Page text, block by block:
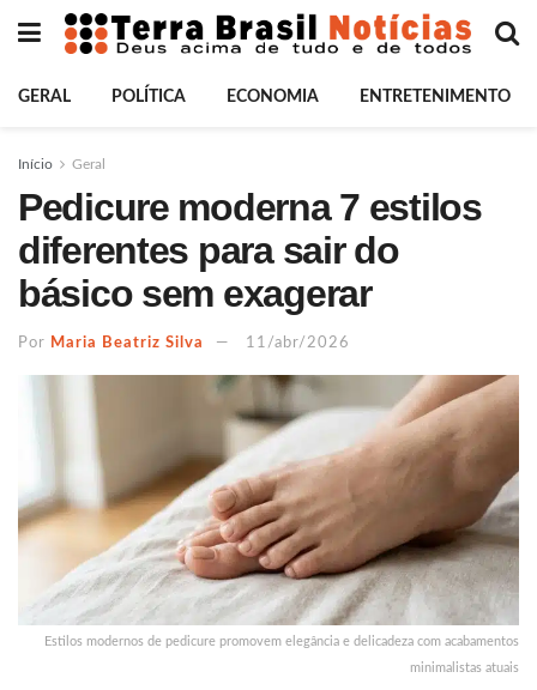
GERAL POLÍTICA ECONOMIA ENTRETENIMENTO
Início Geral
Pedicure moderna 7 estilos
diferentes para sair do
básico sem exagerar
Por Maria Beatriz Silva 11/abr/2026
Estilos modernos de pedicure promovem elegância e delicadeza com acabamentos
minimalistas atuais